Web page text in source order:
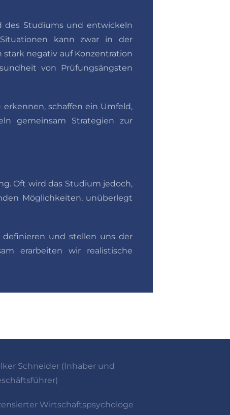
des Studiums und entwickeln
kann zwar in der
negativ auf Konzentration
von Prüfungsängsten
schaffen ein Umfeld,
gemeinsam Strategien zur
Oft wird das Studium jedoch,
Möglichkeiten, unüberlegt
und stellen uns der
erarbeiten wir realistische
Schneider (Inhaber und
Wirtschaftspsychologe